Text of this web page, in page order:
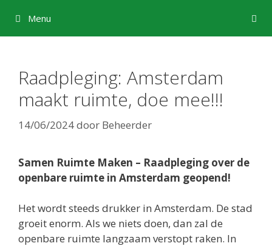
naar
de
Menu
Raadpleging: Amsterdam
maakt ruimte, doe mee!!!
14/06/2024door Beheerder
Samen Ruimte Maken – Raadpleging over de
openbare ruimte in Amsterdam geopend!
Het wordt steeds drukker in Amsterdam. De stad
groeit enorm. Als we niets doen, dan zal de
openbare ruimte langzaam verstopt raken. In